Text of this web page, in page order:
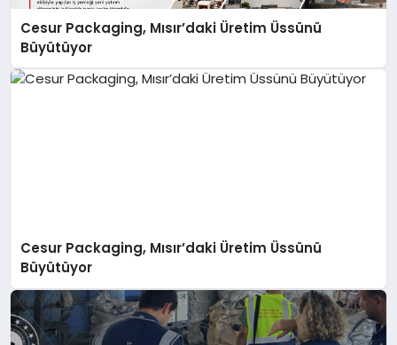
Cesur Packaging, Mısır’daki Üretim Üssünü
Büyütüyor
Cesur Packaging, Mısır’daki Üretim Üssünü
Büyütüyor